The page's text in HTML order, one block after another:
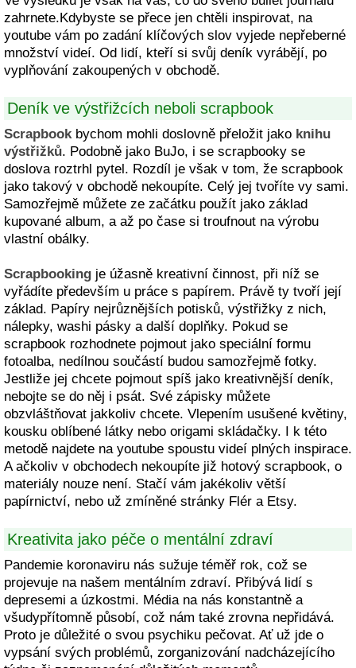
zahrnete.Kdybyste se přece jen chtěli inspirovat, na
youtube vám po zadání klíčových slov vyjede nepřeberné
množství videí. Od lidí, kteří si svůj deník vyrábějí, po
vyplňování zakoupených v obchodě.
Deník ve výstřižcích neboli scrapbook
Scrapbook bychom mohli doslovně přeložit jako knihu
výstřižků. Podobně jako BuJo, i se scrapbooky se
doslova roztrhl pytel. Rozdíl je však v tom, že scrapbook
jako takový v obchodě nekoupíte. Celý jej tvoříte vy sami.
Samozřejmě můžete ze začátku použít jako základ
kupované album, a až po čase si troufnout na výrobu
vlastní obálky.
Scrapbooking je úžasně kreativní činnost, při níž se
vyřádíte především u práce s papírem. Právě ty tvoří její
základ. Papíry nejrůznějších potisků, výstřižky z nich,
nálepky, washi pásky a další doplňky. Pokud se
scrapbook rozhodnete pojmout jako speciální formu
fotoalba, nedílnou součástí budou samozřejmě fotky.
Jestliže jej chcete pojmout spíš jako kreativnější deník,
nebojte se do něj i psát. Své zápisky můžete
obzvláštňovat jakkoliv chcete. Vlepením usušené květiny,
kousku oblíbené látky nebo origami skládačky. I k této
metodě najdete na youtube spoustu videí plných inspirace.
A ačkoliv v obchodech nekoupíte již hotový scrapbook, o
materiály nouze není. Stačí vám jakékoliv větší
papírnictví, nebo už zmíněné stránky Flér a Etsy.
Kreativita jako péče o mentální zdraví
Pandemie koronaviru nás sužuje téměř rok, což se
projevuje na našem mentálním zdraví. Přibývá lidí s
depresemi a úzkostmi. Média na nás konstantně a
všudypřítomně působí, což nám také zrovna nepřidává.
Proto je důležité o svou psychiku pečovat. Ať už jde o
vypsání svých problémů, zorganizování nadcházejícího